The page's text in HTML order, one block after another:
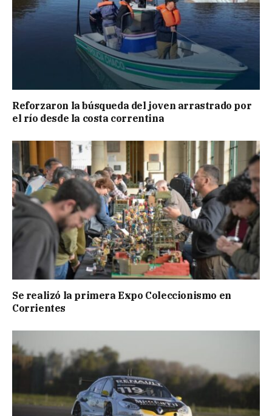
Reforzaron la búsqueda del joven arrastrado por
el río desde la costa correntina
Se realizó la primera Expo Coleccionismo en
Corrientes